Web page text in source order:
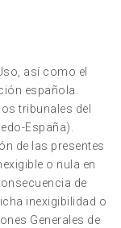
así como el
española.
tribunales del
España).
de las presentes
o nula en
de
inexigibilidad o
Generales de